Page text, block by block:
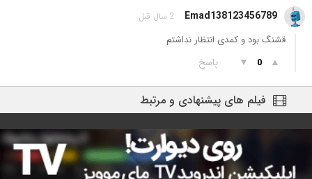
Emad138123456789 2 سال قبل
قشنگ بود و کمدی انتظار نداشتم
▲
0
▼ پاسخ
فیلم های پیشنهادی و مرتبط